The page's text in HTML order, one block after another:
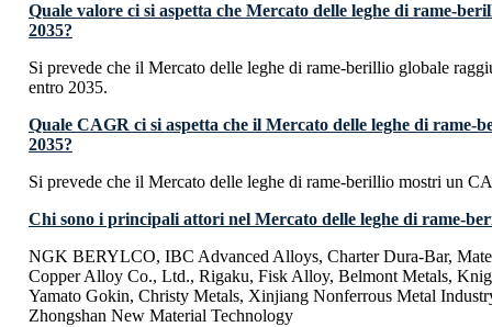
Quale valore ci si aspetta che Mercato delle leghe di rame-
2035?
Si prevede che il Mercato delle leghe di rame-berillio globale
entro 2035.
Quale CAGR ci si aspetta che il Mercato delle leghe di rame-
2035?
Si prevede che il Mercato delle leghe di rame-berillio mostri un
Chi sono i principali attori nel Mercato delle leghe di rame-
NGK BERYLCO, IBC Advanced Alloys, Charter Dura-Bar,
Copper Alloy Co., Ltd., Rigaku, Fisk Alloy, Belmont Metals,
Yamato Gokin, Christy Metals, Xinjiang Nonferrous Metal
Zhongshan New Material Technology